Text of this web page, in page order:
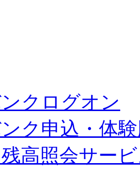
ク ログオン
ク申込・体
高照会サー